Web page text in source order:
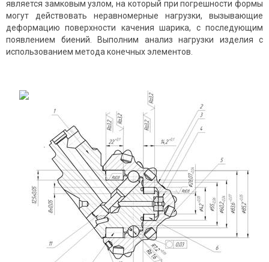
является замковым узлом, на который при погрешности формы
могут действовать неравномерные нагрузки, вызывающие
деформацию поверхности качения шарика, с последующим
появлением биений. Выполним анализ нагрузки изделия с
использованием метода конечных элементов.